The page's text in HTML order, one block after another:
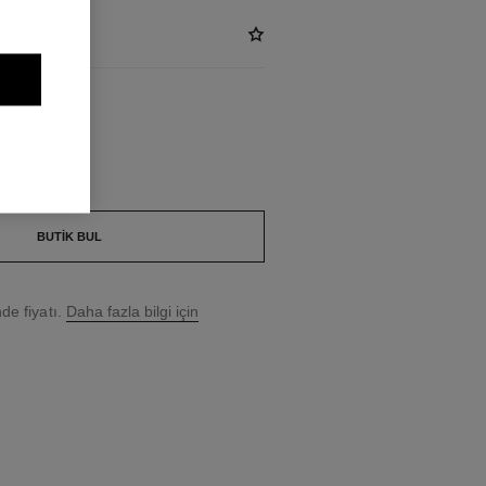
BUTIK BUL
fiyatı. Daha fazla bilgi için